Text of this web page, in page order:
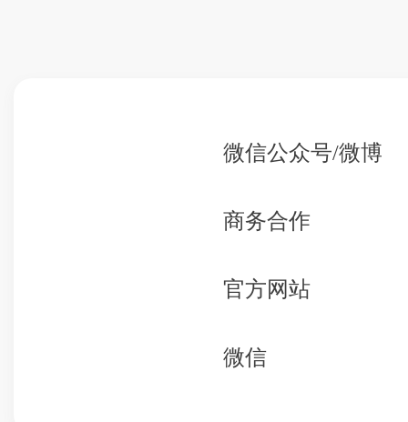
微信公众号/微博
商务合作
官方网站
微信